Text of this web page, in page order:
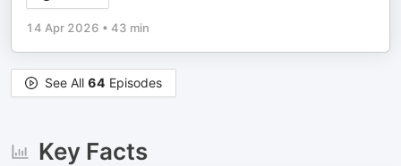
14 Apr 2026 • 43 min
See All 64 Episodes
Key Facts